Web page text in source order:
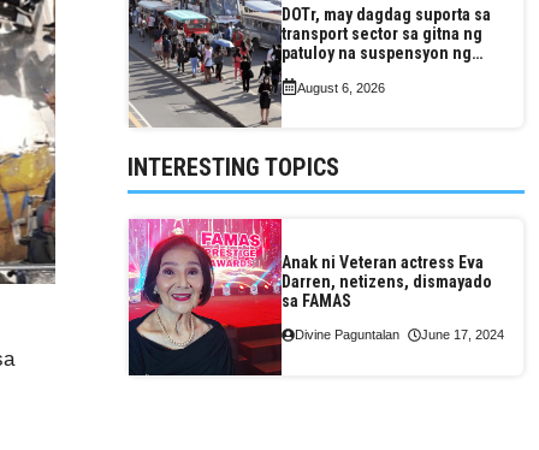
DOTr, may dagdag suporta sa
transport sector sa gitna ng
patuloy na suspensyon ng
August 6, 2026
INTERESTING TOPICS
Anak ni Veteran actress Eva
Darren, netizens, dismayado
sa FAMAS
Divine Paguntalan June 17, 2024